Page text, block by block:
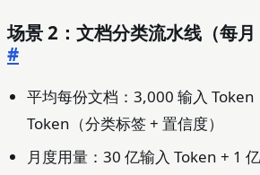
场景 2：文档分类流水线（每月
#
平均每份文档：3,000 输入 Token
Token（分类标签 + 置信度）
月度用量：30 亿输入 Token + 1